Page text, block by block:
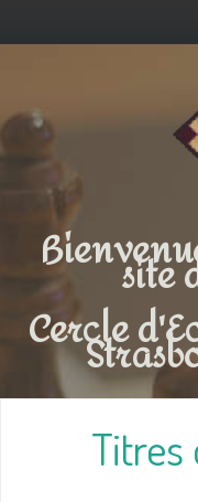
site
Cercle
Titres